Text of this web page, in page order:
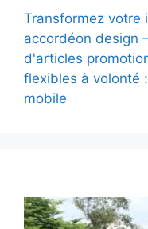
Transformez votre
accordéon design
d'articles
flexibles à volonté
mobile